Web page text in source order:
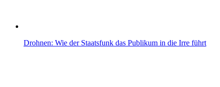
Drohnen: Wie der Staatsfunk das Publikum in die Irre führt